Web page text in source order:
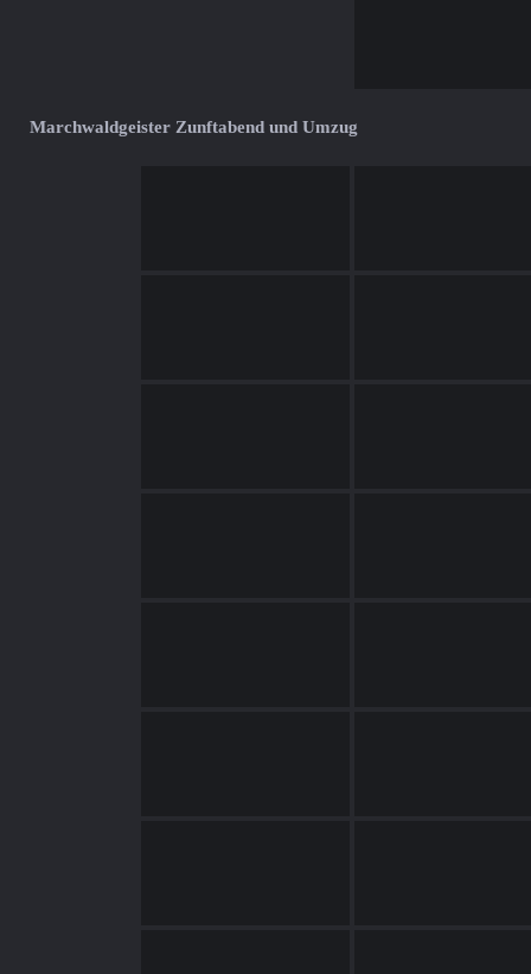
Marchwaldgeister Zunftabend und Umzug